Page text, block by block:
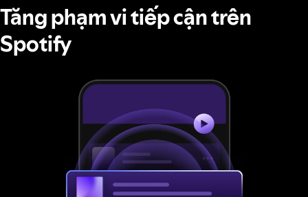
Tăng phạm vi tiếp cận trên
Spotify